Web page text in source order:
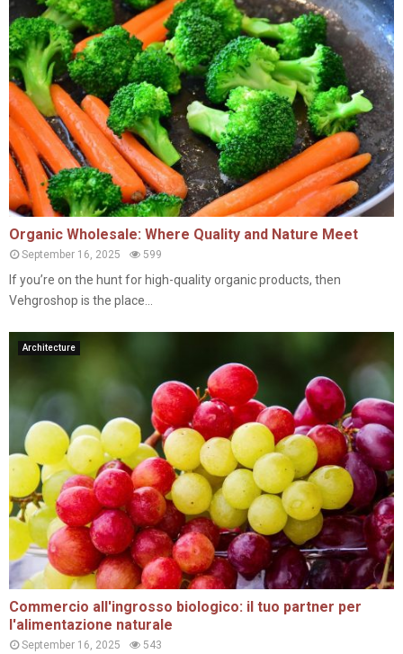
Organic Wholesale: Where Quality and Nature Meet
September 16, 2025 599
If you’re on the hunt for high-quality organic products, then
Vehgroshop is the place...
Architecture
Commercio all'ingrosso biologico: il tuo partner per
l'alimentazione naturale
September 16, 2025 543